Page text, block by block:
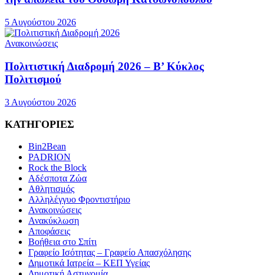
5 Αυγούστου 2026
Ανακοινώσεις
Πολιτιστική Διαδρομή 2026 – Β’ Κύκλος
Πολιτισμού
3 Αυγούστου 2026
ΚΑΤΗΓΟΡΙΕΣ
Bin2Bean
PADRION
Rock the Block
Αδέσποτα Ζώα
Αθλητισμός
Αλληλέγγυο Φροντιστήριο
Ανακοινώσεις
Ανακύκλωση
Αποφάσεις
Βοήθεια στο Σπίτι
Γραφείο Ισότητας – Γραφείο Απασχόλησης
Δημοτικά Ιατρεία – ΚΕΠ Υγείας